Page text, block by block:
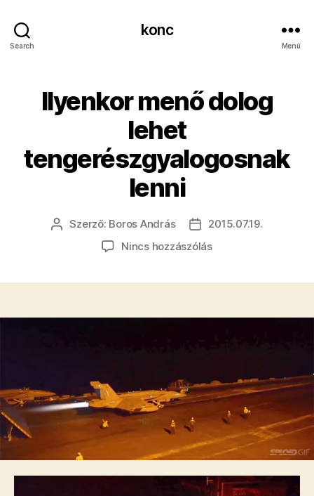
Search
konc
Menü
Ilyenkor menő dolog
lehet
tengerészgyalogosnak
lenni
Bejegyzés
Szerző: Boros András
Bejegyzés
dátuma
2015.07.19.
Nincs hozzászólása(z)